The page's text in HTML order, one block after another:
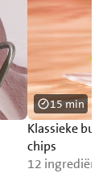
Klassieke
chips
12
15 min